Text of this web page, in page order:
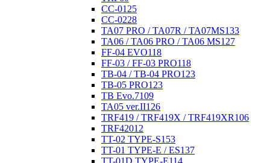
CC-01 25
CC-0228
TA07 PRO / TA07R / TA07MS133
TA06 / TA06 PRO / TA06 MS127
FF-04 EVO118
FF-03 / FF-03 PRO118
TB-04 / TB-04 PRO123
TB-05 PRO123
TB Evo.7109
TA05 ver.II126
TRF419 / TRF419X / TRF419XR106
TRF42012
TT-02 TYPE-S153
TT-01 TYPE-E / ES137
TT-01D TYPE-E114